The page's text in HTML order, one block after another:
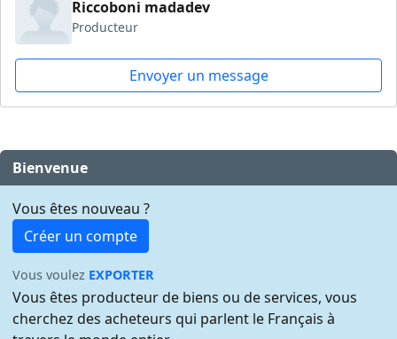
Riccoboni madadev
Producteur
Envoyer un message
Bienvenue
Vous êtes nouveau ?
Créer un compte
Vous voulez EXPORTER
Vous êtes producteur de biens ou de services, vous
cherchez des acheteurs qui parlent le Français à